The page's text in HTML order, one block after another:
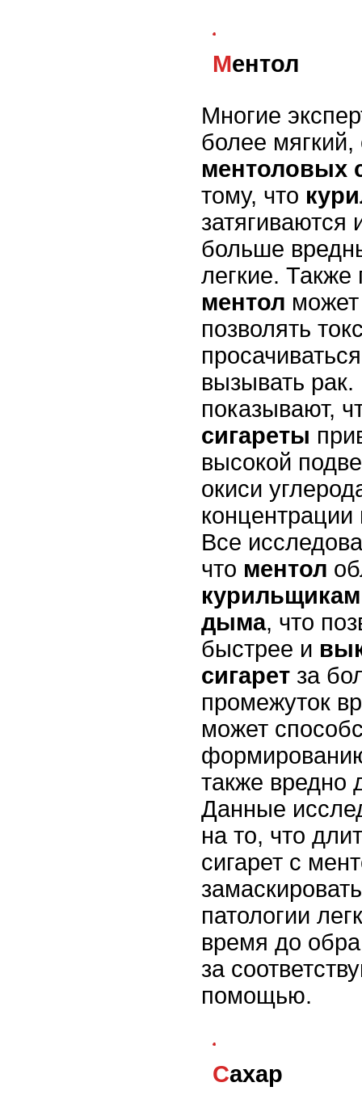
Ментол
Многие
более
ментоловых
тому, что
затягиваются
больше
легкие. Также
ментол
позволять
вызывать
показывают,
сигареты
высокой
окиси
концентрации
Все
что ментол
курильщикам
дыма, что
быстрее и
сигарет за
промежуток
может
также вредно
Данные
на то, что
сигарет с
патологии
время до
за
помощью.
Сахар